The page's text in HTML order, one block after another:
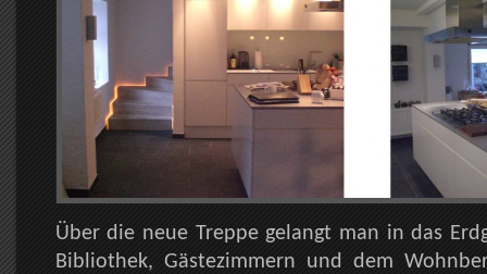
Über die neue Treppe gelangt man in das
Bibliothek, Gästezimmern und dem